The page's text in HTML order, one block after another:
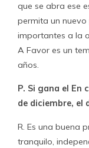
que se abra ese
permita un
importantes a la
A Favor es un
años.
P. Si gana el En
de diciembre, el
R. Es una buena
tranquilo,